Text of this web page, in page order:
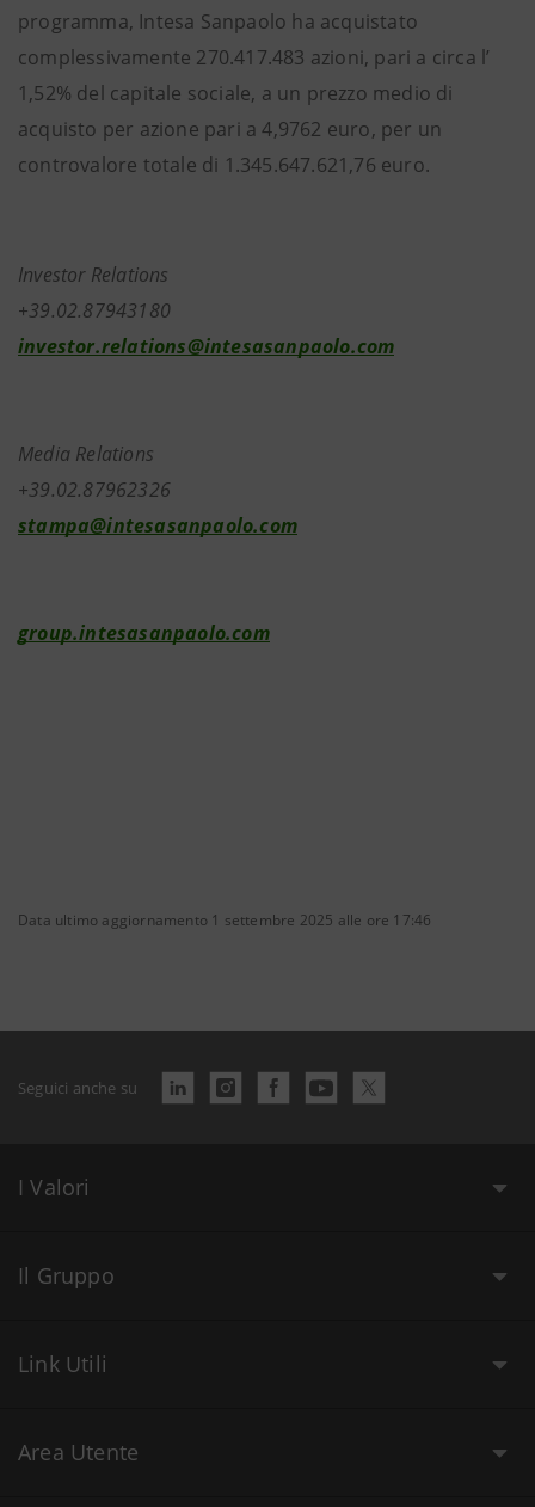
programma, Intesa Sanpaolo ha acquistato
complessivamente 270.417.483 azioni, pari a circa l’
1,52% del capitale sociale, a un prezzo medio di
acquisto per azione pari a 4,9762 euro, per un
controvalore totale di 1.345.647.621,76 euro.
Investor Relations
+39.02.87943180
investor.relations@intesasanpaolo.com
Media Relations
+39.02.87962326
stampa@intesasanpaolo.com
group.intesasanpaolo.com
Data ultimo aggiornamento 1 settembre 2025 alle ore 17:46
Seguici anche su
I Valori
Il Gruppo
Link Utili
Area Utente